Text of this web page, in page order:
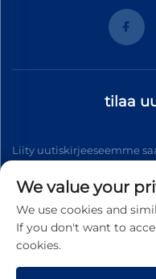
tilaa
Liity uutiskirjeeseemme
We value your
We use cookies and
If you don't want to
cookies.